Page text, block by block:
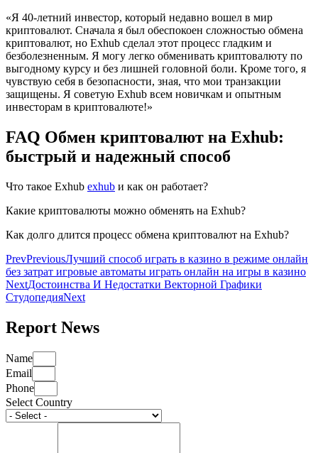
«Я 40-летний инвестор, который недавно вошел в мир
криптовалют. Сначала я был обеспокоен сложностью обмена
криптовалют, но Exhub сделал этот процесс гладким и
безболезненным. Я могу легко обменивать криптовалюту по
выгодному курсу и без лишней головной боли. Кроме того, я
чувствую себя в безопасности, зная, что мои транзакции
защищены. Я советую Exhub всем новичкам и опытным
инвесторам в криптовалюте!»
FAQ Обмен криптовалют на Exhub:
быстрый и надежный способ
Что такое Exhub exhub и как он работает?
Какие криптовалюты можно обменять на Exhub?
Как долго длится процесс обмена криптовалют на Exhub?
PrevPreviousЛучший способ играть в казино в режиме онлайн
без затрат игровые автоматы играть онлайн на игры в казино
NextДостоинства И Недостатки Векторной Графики
СтудопедияNext
Report News
Name
Email
Phone
Select Country